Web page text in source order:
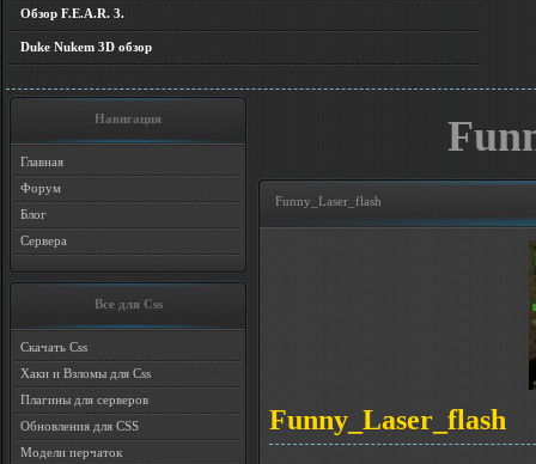
Обзор F.E.A.R. 3.
Duke Nukem 3D обзор
Навигация
Главная
Форум
Блог
Сервера
Все для Css
Скачать Css
Хаки и Взломы для Css
Плагины для серверов
Обновления для CSS
Модели перчаток
Funny_Laser_flash
Funny_Laser_flash